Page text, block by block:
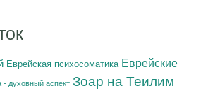
Еврейская психосоматика Еврейские
- духовный аспект Зоар на Теилим